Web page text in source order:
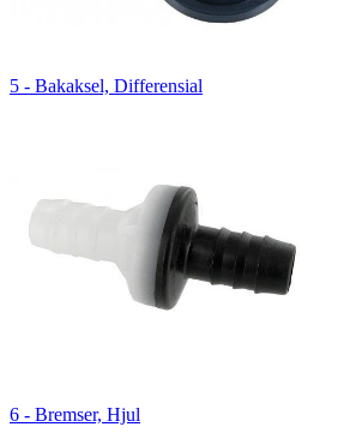
5 - Bakaksel, Differensial
6 - Bremser, Hjul